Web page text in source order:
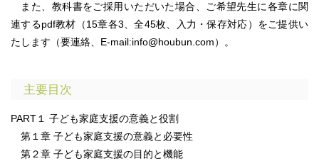
また、教科書をご採用いただいた場合、ご希望先生に各章に関
連するpdf教材（15章各3、全45枚、入力・保存対応）をご提供い
たします（要連絡、E-mail:info@houbun.com）。
主要目次
PART１ 子ども家庭支援の意義と役割
第１章 子ども家庭支援の意義と必要性
第２章 子ども家庭支援の目的と機能